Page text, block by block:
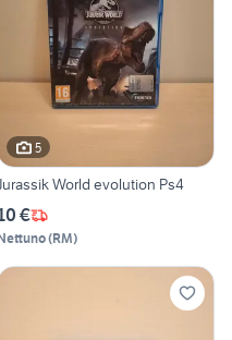
5
World evolution Ps4
€
(RM)